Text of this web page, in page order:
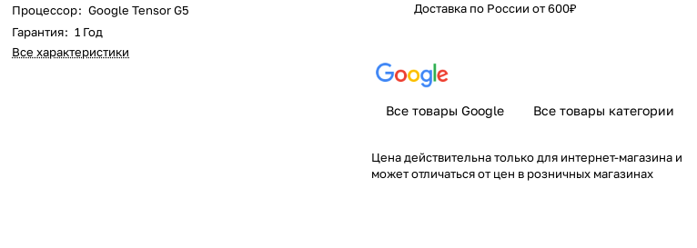
Процессор: Google Tensor G5
Гарантия: 1 Год
Все характеристики
Доставка по России от 600₽
Все товары Google Все товары категории
Цена действительна только для интернет-магазина и
может отличаться от цен в розничных магазинах